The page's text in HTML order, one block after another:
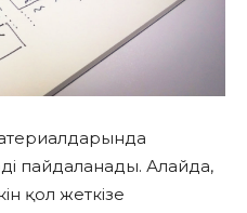
пайдаланады. Алайда,
қол жеткізе